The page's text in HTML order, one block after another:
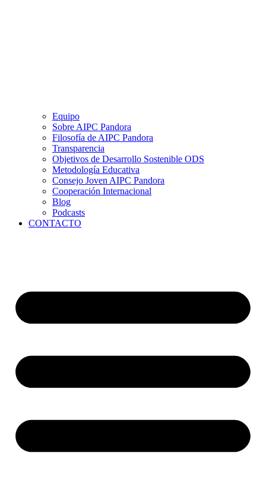
Equipo
Sobre AIPC Pandora
Filosofía de AIPC Pandora
Transparencia
Objetivos de Desarrollo Sostenible ODS
Metodología Educativa
Consejo Joven AIPC Pandora
Cooperación Internacional
Blog
Podcasts
CONTACTO